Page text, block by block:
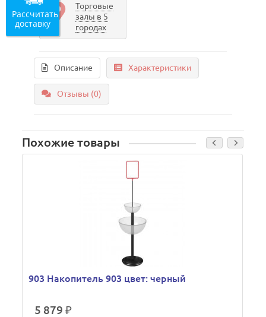
Торговые
залы в 5
городах
Описание Характеристики
Отзывы (0)
Похожие товары
903 Накопитель 903 цвет: черный
5 879 ₽
Рассчитать
доставку